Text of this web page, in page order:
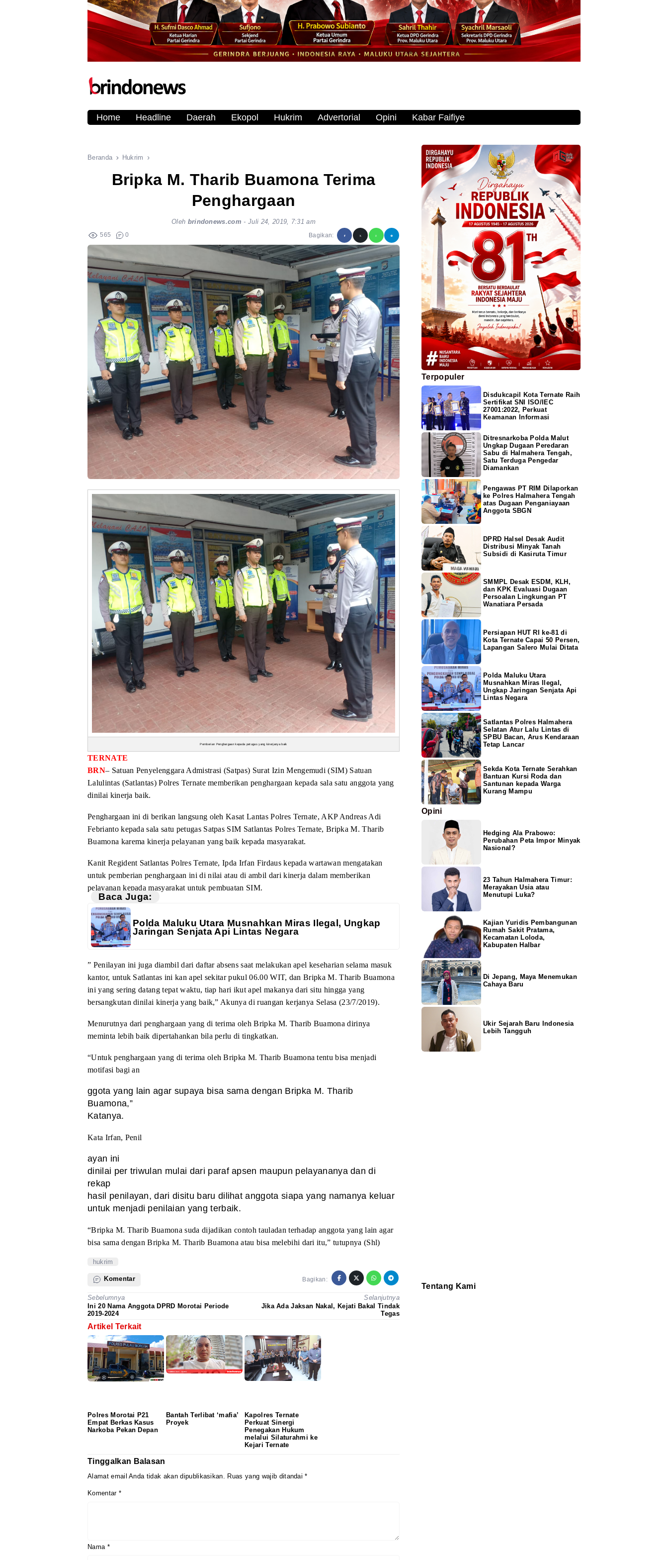
Home Headline Daerah Ekopol Hukrim Advertorial Opini Kabar Faifiye
Beranda Hukrim
Bripka M. Tharib Buamona Terima
Penghargaan
Oleh brindonews.com - Juli 24, 2019, 7:31 am
565 0 Bagikan:
Pemberian Penghargaan kepada petugas yang kinerjanya baik
TERNATE
BRN– Satuan Penyelenggara Admistrasi (Satpas) Surat Izin Mengemudi (SIM) Satuan
Lalulintas (Satlantas) Polres Ternate memberikan penghargaan kepada sala satu anggota yang
dinilai kinerja baik.
Penghargaan ini di berikan langsung oleh Kasat Lantas Polres Ternate, AKP Andreas Adi
Febrianto kepada sala satu petugas Satpas SIM Satlantas Polres Ternate, Bripka M. Tharib
Buamona karema kinerja pelayanan yang baik kepada masyarakat.
Kanit Regident Satlantas Polres Ternate, Ipda Irfan Firdaus kepada wartawan mengatakan
untuk pemberian penghargaan ini di nilai atau di ambil dari kinerja dalam memberikan
pelayanan kepada masyarakat untuk pembuatan SIM.
Baca Juga:
Polda Maluku Utara Musnahkan Miras Ilegal, Ungkap
Jaringan Senjata Api Lintas Negara
” Penilayan ini juga diambil dari daftar absens saat melakukan apel keseharian selama masuk
kantor, untuk Satlantas ini kan apel sekitar pukul 06.00 WIT, dan Bripka M. Tharib Buamona
ini yang sering datang tepat waktu, tiap hari ikut apel makanya dari situ hingga yang
bersangkutan dinilai kinerja yang baik,” Akunya di ruangan kerjanya Selasa (23/7/2019).
Menurutnya dari penghargaan yang di terima oleh Bripka M. Tharib Buamona dirinya
meminta lebih baik dipertahankan bila perlu di tingkatkan.
“Untuk penghargaan yang di terima oleh Bripka M. Tharib Buamona tentu bisa menjadi
motifasi bagi an
ggota yang lain agar supaya bisa sama dengan Bripka M. Tharib
Buamona,”
Katanya.
Kata Irfan, Penil
ayan ini
dinilai per triwulan mulai dari paraf apsen maupun pelayananya dan di
rekap
hasil penilayan, dari disitu baru dilihat anggota siapa yang namanya keluar
untuk menjadi penilaian yang terbaik.
“Bripka M. Tharib Buamona suda dijadikan contoh tauladan terhadap anggota yang lain agar
bisa sama dengan Bripka M. Tharib Buamona atau bisa melebihi dari itu,” tutupnya (Shl)
hukrim
Komentar Bagikan:
Sebelumnya
Ini 20 Nama Anggota DPRD Morotai Periode
2019-2024
Selanjutnya
Jika Ada Jaksan Nakal, Kejati Bakal Tindak
Tegas
Artikel Terkait
Polres Morotai P21
Empat Berkas Kasus
Narkoba Pekan Depan
Bantah Terlibat ‘mafia’
Proyek
Kapolres Ternate
Perkuat Sinergi
Penegakan Hukum
melalui Silaturahmi ke
Kejari Ternate
Tinggalkan Balasan
Alamat email Anda tidak akan dipublikasikan. Ruas yang wajib ditandai*
Komentar *
Nama *
Terpopuler
Disdukcapil Kota Ternate Raih
Sertifikat SNI ISO/IEC
27001:2022, Perkuat
Keamanan Informasi
Ditresnarkoba Polda Malut
Ungkap Dugaan Peredaran
Sabu di Halmahera Tengah,
Satu Terduga Pengedar
Diamankan
Pengawas PT RIM Dilaporkan
ke Polres Halmahera Tengah
atas Dugaan Penganiayaan
Anggota SBGN
DPRD Halsel Desak Audit
Distribusi Minyak Tanah
Subsidi di Kasiruta Timur
SMMPL Desak ESDM, KLH,
dan KPK Evaluasi Dugaan
Persoalan Lingkungan PT
Wanatiara Persada
Persiapan HUT RI ke-81 di
Kota Ternate Capai 50 Persen,
Lapangan Salero Mulai Ditata
Polda Maluku Utara
Musnahkan Miras Ilegal,
Ungkap Jaringan Senjata Api
Lintas Negara
Satlantas Polres Halmahera
Selatan Atur Lalu Lintas di
SPBU Bacan, Arus Kendaraan
Tetap Lancar
Sekda Kota Ternate Serahkan
Bantuan Kursi Roda dan
Santunan kepada Warga
Kurang Mampu
Opini
Hedging Ala Prabowo:
Perubahan Peta Impor Minyak
Nasional?
23 Tahun Halmahera Timur:
Merayakan Usia atau
Menutupi Luka?
Kajian Yuridis Pembangunan
Rumah Sakit Pratama,
Kecamatan Loloda,
Kabupaten Halbar
Di Jepang, Maya Menemukan
Cahaya Baru
Ukir Sejarah Baru Indonesia
Lebih Tangguh
Tentang Kami